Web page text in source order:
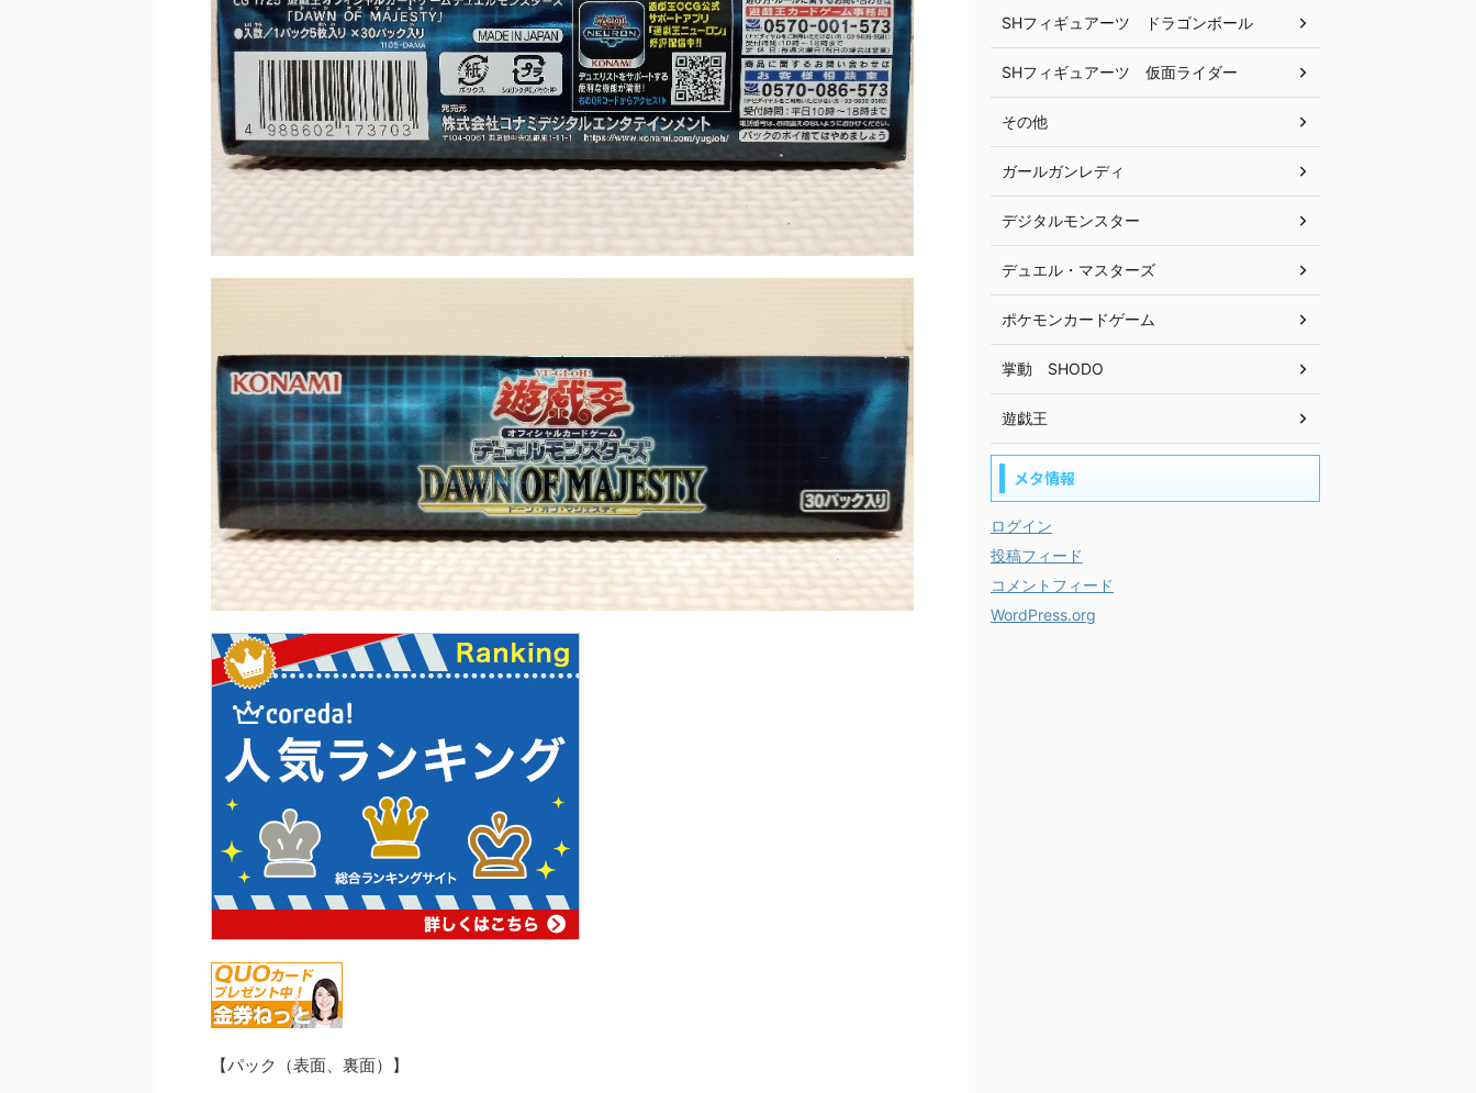
【パック（表面、裏面）】
SHフィギュアーツ ドラゴンボール
SHフィギュアーツ 仮面ライダー
その他
ガールガンレディ
デジタルモンスター
デュエル・マスターズ
ポケモンカードゲーム
掌動 SHODO
遊戯王
メタ情報
ログイン
投稿フィード
コメントフィード
WordPress.org